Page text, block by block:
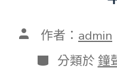
文 作者： admin
分
類
分類於 鐘